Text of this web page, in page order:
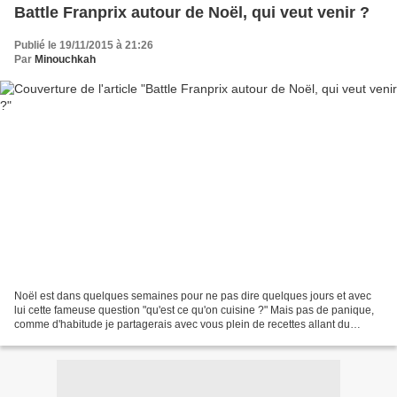
Battle Franprix autour de Noël, qui veut venir ?
Publié le 19/11/2015 à 21:26
Par Minouchkah
Noël est dans quelques semaines pour ne pas dire quelques jours et avec
lui cette fameuse question "qu'est ce qu'on cuisine ?" Mais pas de panique,
comme d'habitude je partagerais avec vous plein de recettes allant du